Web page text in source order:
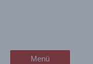
Menü
Menü